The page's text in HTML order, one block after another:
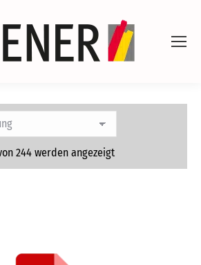
244 werden angezeigt